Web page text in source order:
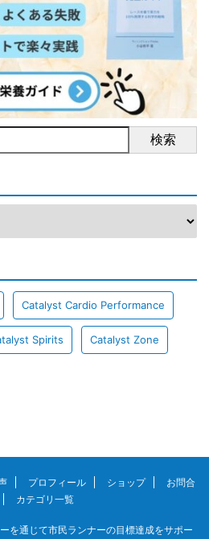
検索
Catalyst Cardio Performance
Spirits Catalyst Zone
プロフィール ショップ
お問合
カテゴリ一覧
を通じて市民ランナーの目標達成をサポー